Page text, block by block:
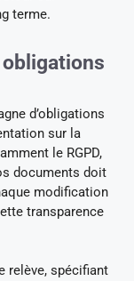
terme.
d’obligations
sur la
le RGPD,
documents doit
modification
transparence
relève, spécifiant